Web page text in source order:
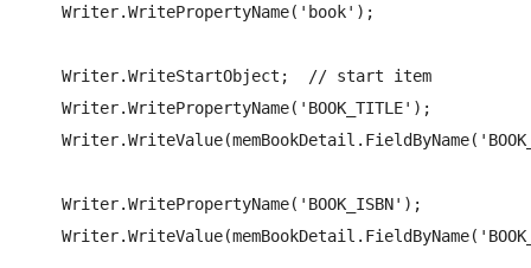
    Writer.WritePropertyName('book');
    Writer.WriteStartObject;  // start item
    Writer.WritePropertyName('BOOK_TITLE');
    Writer.WritePropertyName('BOOK_ISBN');